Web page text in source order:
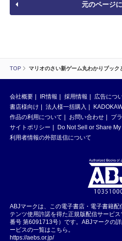
TOP マリオのさい新ゲーム丸わかりブック
元のページ
会社概要 IR情報 採用情報 広告につ
書店様向け
法人様一括購入
作品の利用について
お問い合わせ
プ
サイトポリシー
Do Not Sell or Share
利用者情報の外部送信について
ABJマークは、この電子書店・電子書籍
テンツ使用許諾を得た正規版配信サービ
番号 第6091713号）です。ABJマークの
ービスの一覧はこちら。
https://aebs.or.jp/